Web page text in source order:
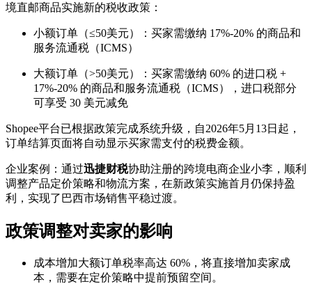
境直邮商品实施新的税收政策：
小额订单（≤50美元）：买家需缴纳 17%-20% 的商品和
服务流通税（ICMS）
大额订单（>50美元）：买家需缴纳 60% 的进口税 +
17%-20% 的商品和服务流通税（ICMS），进口税部分
可享受 30 美元减免
Shopee平台已根据政策完成系统升级，自2026年5月13日起，
订单结算页面将自动显示买家需支付的税费金额。
企业案例：通过迅捷财税协助注册的跨境电商企业小李，顺利
调整产品定价策略和物流方案，在新政策实施首月仍保持盈
利，实现了巴西市场销售平稳过渡。
政策调整对卖家的影响
成本增加大额订单税率高达 60%，将直接增加卖家成
本，需要在定价策略中提前预留空间。